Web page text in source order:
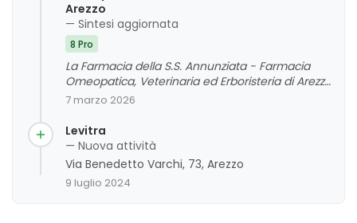
Arezzo
— Sintesi aggiornata
8 Pro
La Farmacia della S.S. Annunziata - Farmacia
Omeopatica, Veterinaria ed Erboristeria di Arezzo
riceve principalmente feedback positivi, con
competenza del personale e la vasta
disponibilità di prodotti. La professionalità e la
gentilezza sono elementi distintivi che
emergono dalle recensioni, contribuendo a
consolidare la fiducia dei clienti. Un aspetto di
7 marzo 2026
Levitra
— Nuova attività
Via Benedetto Varchi, 73, Arezzo
9 luglio 2024